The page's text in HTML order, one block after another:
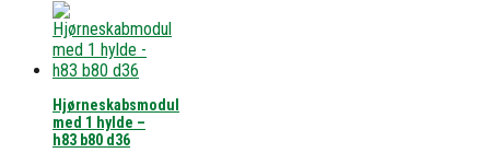
Hjørneskabsmodul
med 1 hylde –
h83 b80 d36